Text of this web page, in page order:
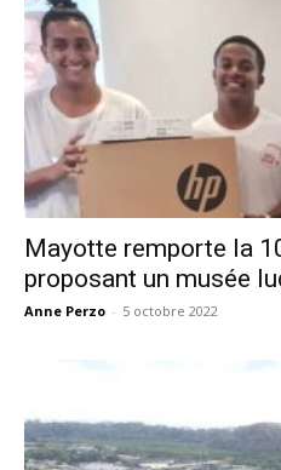
Mayotte remporte la
proposant un musée
Anne Perzo - 5 octobre 2022